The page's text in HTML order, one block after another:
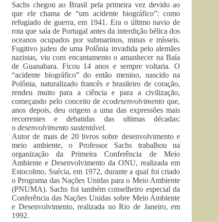
Sachs chegou ao Brasil pela primeira vez devido ao
que ele chama de “um acidente biográfico”: como
refugiado de guerra, em 1941. Era o último navio de
rota que saía de Portugal antes da interdição bélica dos
oceanos ocupados por submarinos, minas e mísseis.
Fugitivo judeu de uma Polônia invadida pelo alemães
nazistas, viu com encantamento o amanhecer na Baía
de Guanabara. Ficou 14 anos e sempre voltaria. O
“acidente biográfico” do então menino, nascido na
Polônia, naturalizado francês e brasileiro de coração,
rendeu muito para a ciência e para a civilização,
começando pelo conceito deecodesenvolvimento que,
anos depois, deu origem a uma das expressões mais
recorrentes e debatidas das ultimas décadas:
o desenvolvimento sustentável.
Autor de mais de 20 livros sobre desenvolvimento e
meio ambiente, o Professor Sachs trabalhou na
organização da Primeira Conferência de Meio
Ambiente e Desenvolvimento da ONU, realizada em
Estocolmo, Suécia, em 1972, durante a qual foi criado
o Programa das Nações Unidas para o Meio Ambiente
(PNUMA). Sachs foi também conselheiro especial da
Conferência das Nações Unidas sobre Meio Ambiente
e Desenvolvimento, realizada no Rio de Janeiro, em
1992.